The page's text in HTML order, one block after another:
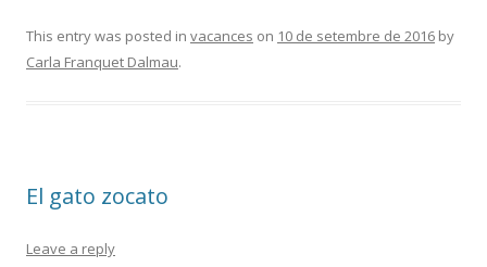
e
b
k
itt
er
m
p
ix
This entry was posted in vacances on 10 de setembre de 2016 by
Carla Franquet Dalmau.
El gato zocato
Leave a reply